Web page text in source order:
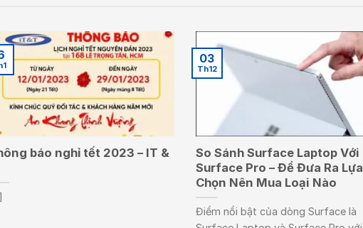
báo nghỉ tết 2023 – IT &
So Sánh Surface Laptop Với
Surface Pro – Để Đưa Ra Lựa
Chọn Nên Mua Loại Nào
Điểm nổi bật của dòng Surface là
03
Th12